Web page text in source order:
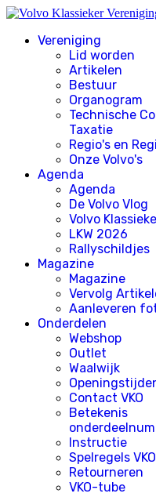
Vereniging
Lid worden
Artikelen
Bestuur
Organogram
Technische
Taxatie
Regio's en
Onze Volvo's
Agenda
Agenda
De Volvo Vlog
Volvo
LKW 2026
Rallyschildjes
Magazine
Magazine
Vervolg
Aanleveren
Onderdelen
Webshop
Outlet
Waalwijk
Contact VKO
Betekenis
Instructie
Spelregels VKO
Retourneren
VKO-tube